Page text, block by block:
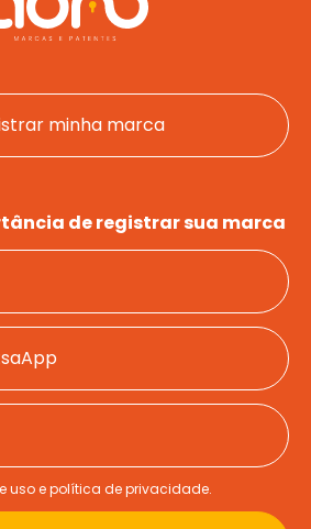
minha marca
de registrar sua marca
uso e política de privacidade.